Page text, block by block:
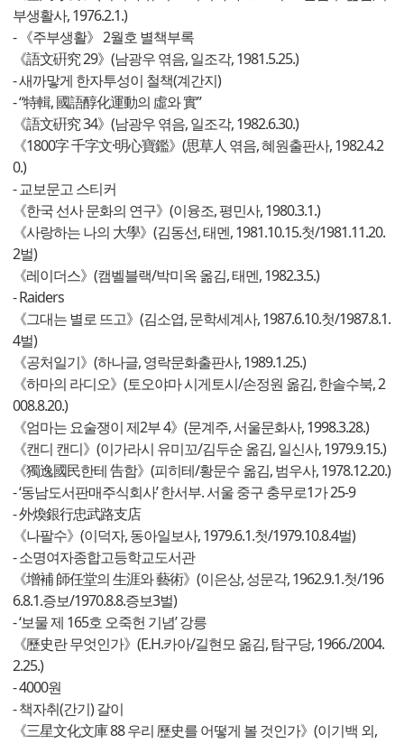
부생활사, 1976.2.1.)
- 《주부생활》 2월호 별책부록
《語文硏究 29》(남광우 엮음, 일조각, 1981.5.25.)
- 새까맣게 한자투성이 철책(계간지)
- “特輯, 國語醇化運動의 虛와 實”
《語文硏究 34》(남광우 엮음, 일조각, 1982.6.30.)
《1800字 千字文·明心寶鑑》(思草人 엮음, 혜원출판사, 1982.4.2
0.)
- 교보문고 스티커
《한국 선사 문화의 연구》(이융조, 평민사, 1980.3.1.)
《사랑하는 나의 大學》(김동선, 태멘, 1981.10.15.첫/1981.11.20.
2벌)
《레이더스》(캠벨블랙/박미옥 옮김, 태멘, 1982.3.5.)
- Raiders
《그대는 별로 뜨고》(김소엽, 문학세계사, 1987.6.10.첫/1987.8.1.
4벌)
《공처일기》(하나글, 영락문화출판사, 1989.1.25.)
《하마의 라디오》(토오야마 시게토시/손정원 옮김, 한솔수북, 2
008.8.20.)
《엄마는 요술쟁이 제2부 4》(문계주, 서울문화사, 1998.3.28.)
《캔디 캔디》(이가라시 유미꼬/김두순 옮김, 일신사, 1979.9.15.)
《獨逸國民한테 告함》(피히테/황문수 옮김, 범우사, 1978.12.20.)
- ‘동남도서판매주식회사’ 한서부. 서울 중구 충무로1가 25-9
- 外煥銀行忠武路支店
《나팔수》(이덕자, 동아일보사, 1979.6.1.첫/1979.10.8.4벌)
- 소명여자종합고등학교도서관
《增補 師任堂의 生涯와 藝術》(이은상, 성문각, 1962.9.1.첫/196
6.8.1.증보/1970.8.8.증보3벌)
- ‘보물 제 165호 오죽헌 기념’ 강릉
《歷史란 무엇인가》(E.H.카아/길현모 옮김, 탐구당, 1966./2004.
2.25.)
- 4000원
- 책자취(간기) 갈이
《三星文化文庫 88 우리 歷史를 어떻게 볼 것인가》(이기백 외,